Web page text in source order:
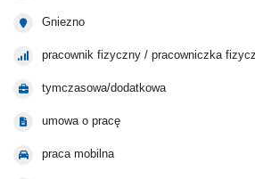
Gniezno
pracownik fizyczny / pracowniczka
tymczasowa/dodatkowa
umowa o pracę
praca mobilna